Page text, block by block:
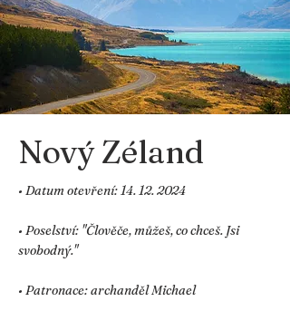
Nový Zéland
• Datum otevření:14. 12. 2024
• Poselství: "Člověče, můžeš, co chceš. Jsi
svobodný."
• Patronace: archanděl Michael